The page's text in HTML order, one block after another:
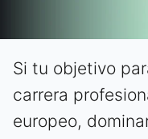
Si tu objetivo
carrera
europeo,